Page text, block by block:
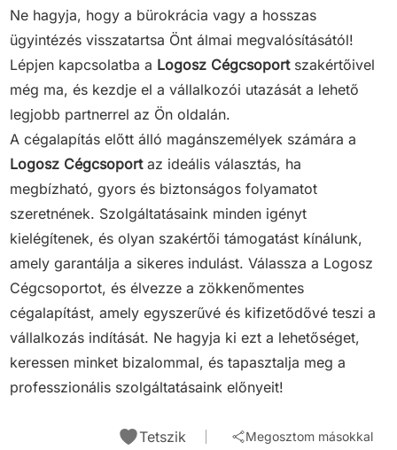
Ne hagyja, hogy a bürokrácia vagy a hosszas
ügyintézés visszatartsa Önt álmai megvalósításától!
Lépjen kapcsolatba a Logosz Cégcsoportszakértőivel
még ma, és kezdje el a vállalkozói utazását a lehető
legjobb partnerrel az Ön oldalán.
A cégalapítás előtt álló magánszemélyek számára a
Logosz Cégcsoportaz ideális választás, ha
megbízható, gyors és biztonságos folyamatot
szeretnének. Szolgáltatásaink minden igényt
kielégítenek, és olyan szakértői támogatást kínálunk,
amely garantálja a sikeres indulást. Válassza a Logosz
Cégcsoportot, és élvezze a zökkenőmentes
cégalapítást, amely egyszerűvé és kifizetődővé teszi a
vállalkozás indítását. Ne hagyja ki ezt a lehetőséget,
keressen minket bizalommal, és tapasztalja meg a
professzionális szolgáltatásaink előnyeit!
Tetszik Megosztom másokkal